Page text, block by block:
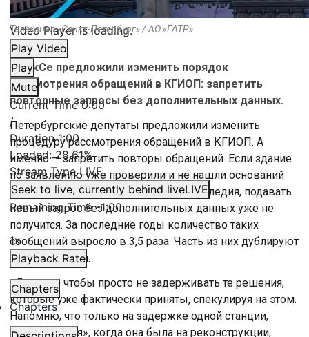
Video Player is loading.
Play Video
Play
Mute
Current Time0:00
/
Duration1:00
Loaded:28.61%
Stream TypeLIVE
Seek to live, currently behind liveLIVE
Remaining Time-1:00
1x
Playback Rate
Chapters
Chapters
Телеканал «Санкт-Петербург» / АО «ГАТР»
В ЗакСе предложили изменить порядок
рассмотрения обращений в КГИОП: запретить
повторные запросы без дополнительных данных.
Петербургские депутаты предложили изменить
процедуру рассмотрения обращений в КГИОП. А
именно — запретить повторы обращений. Если здание
по заявлению уже проверили и не нашли оснований
считать его объектом культурного наследия, подавать
новый запрос без дополнительных данных уже не
получится. За последние годы количество таких
сообщений выросло в 3,5 раза. Часть из них дублируют
формулировки.
«Для того чтобы просто не задерживать те решения,
которые уже фактически приняты, спекулируя на этом.
Напомню, что только на задержке одной станции,
«Фрунзенская», когда она была на реконструкции,